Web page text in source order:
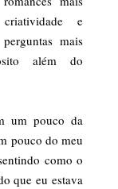
e
mais
além do
um pouco da
pouco do meu
como o
que eu estava